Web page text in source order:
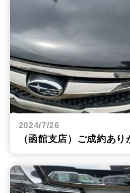
2024/7/26
（函館支店）ご成約あ